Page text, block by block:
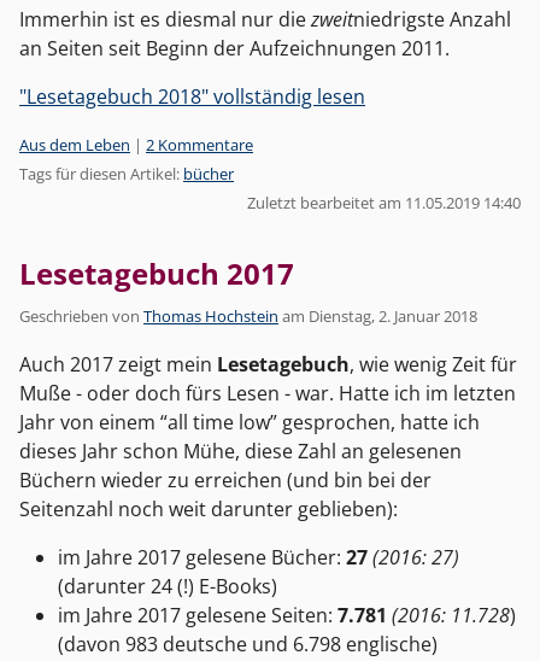
Immerhin ist es diesmal nur diezweitniedrigste Anzahl
an Seiten seit Beginn der Aufzeichnungen 2011.
"Lesetagebuch 2018" vollständig lesen
Kategorien:
Aus dem Leben | 2 Kommentare
Tags für diesen Artikel: bücher
Zuletzt bearbeitet am 11.05.2019 14:40
Lesetagebuch 2017
Geschrieben von Thomas Hochstein am Dienstag, 2. Januar 2018
Auch 2017 zeigt mein Lesetagebuch, wie wenig Zeit für
Muße - oder doch fürs Lesen - war. Hatte ich im letzten
Jahr von einem “all time low” gesprochen, hatte ich
dieses Jahr schon Mühe, diese Zahl an gelesenen
Büchern wieder zu erreichen (und bin bei der
Seitenzahl noch weit darunter geblieben):
im Jahre 2017 gelesene Bücher: 27(2016: 27)
(darunter 24 (!) E-Books)
im Jahre 2017 gelesene Seiten: 7.781 (2016: 11.728)
(davon 983 deutsche und 6.798 englische)